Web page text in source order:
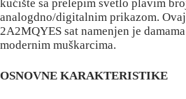
kućište sa prelepim svetlo plavim
analogdno/digitalnim prikazom.
2A2MQYES sat namenjen je
modernim muškarcima.
OSNOVNE KARAKTERISTIKE